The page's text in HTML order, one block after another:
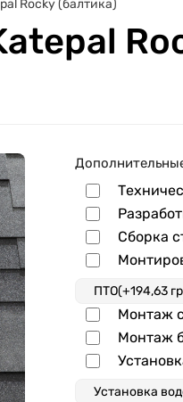
Rocky (балтика)
Сборка
Монтаж
Монтаж